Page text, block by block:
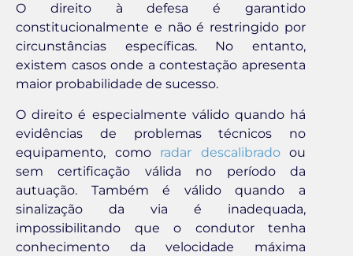
O direito à defesa é garantido
constitucionalmente e não é restringido por
circunstâncias específicas. No entanto,
existem casos onde a contestação apresenta
maior probabilidade de sucesso.
O direito é especialmente válido quando há
evidências de problemas técnicos no
equipamento, como radar descalibradoou
sem certificação válida no período da
autuação. Também é válido quando a
sinalização da via é inadequada,
impossibilitando que o condutor tenha
conhecimento da velocidade máxima